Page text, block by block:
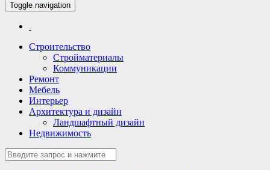
Строительный портал
Всё для строительства и ремонта
Toggle navigation
Строительство
Стройматериалы
Коммуникации
Ремонт
Мебель
Интерьер
Архитектура и дизайн
Ландшафтный дизайн
Недвижимость